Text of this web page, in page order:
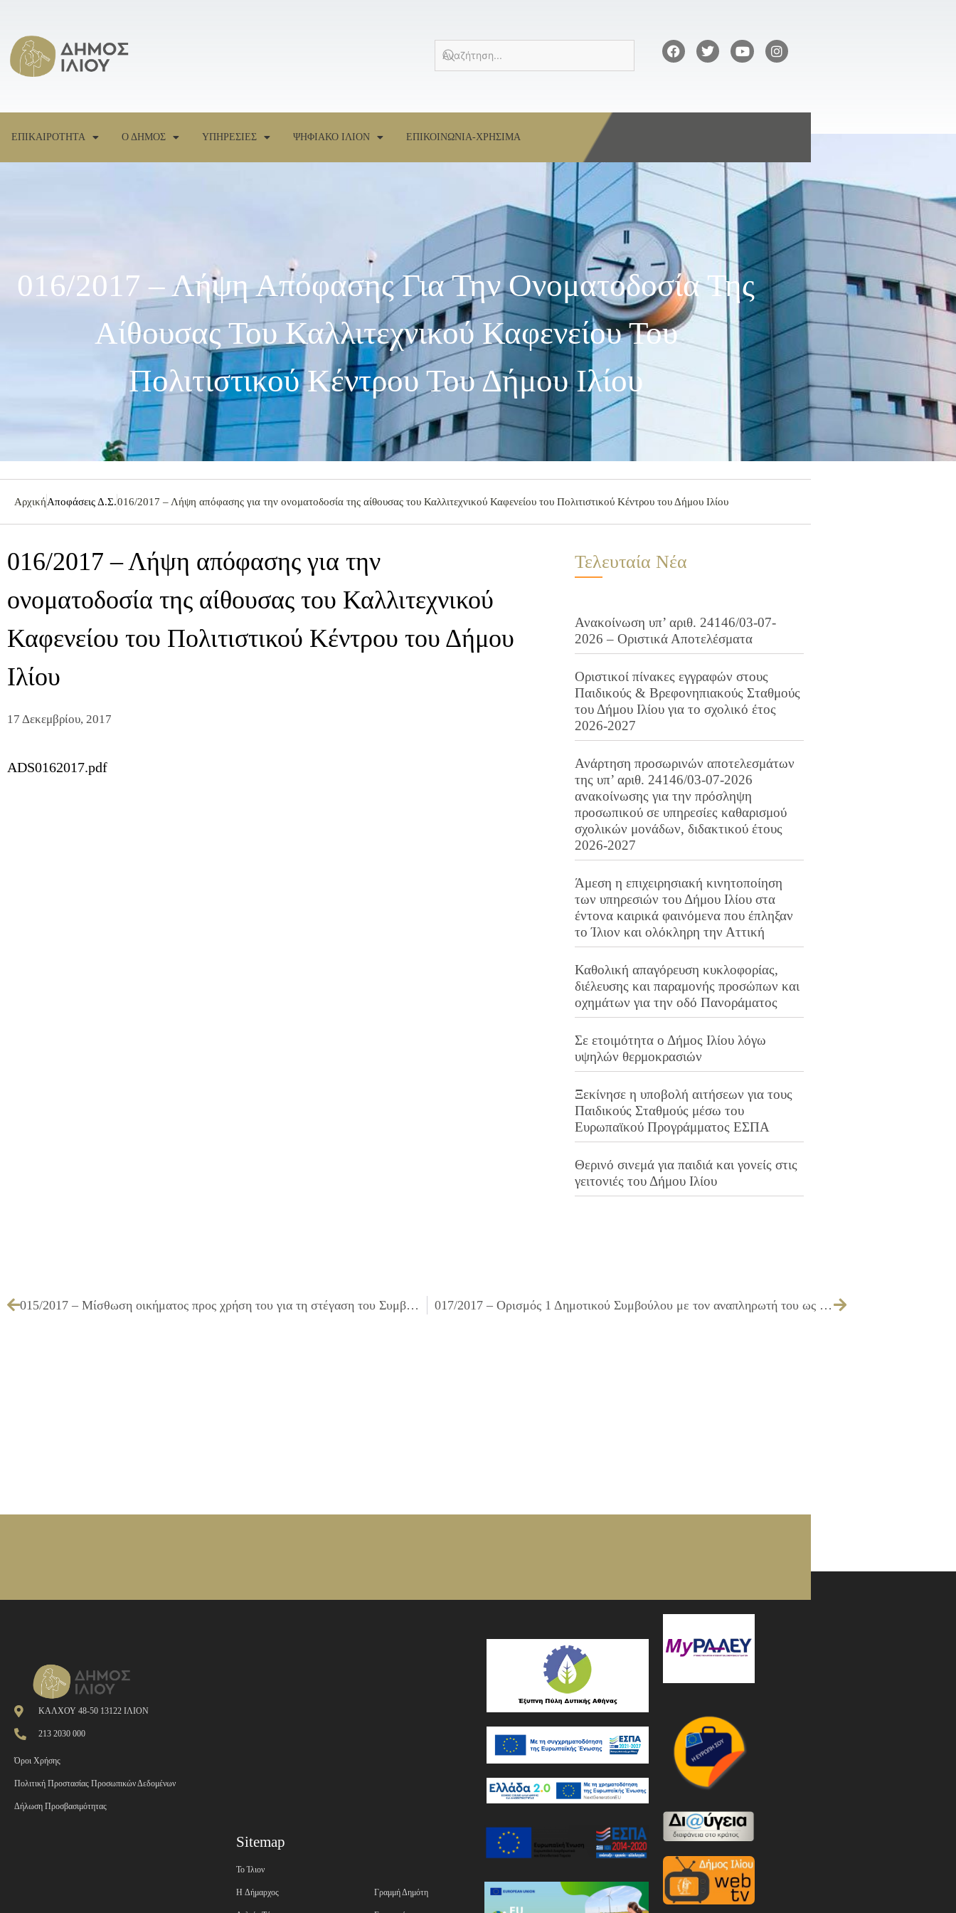
ΕΠΙΚΑΙΡΟΤΗΤΑ Ο ΔΗΜΟΣ ΥΠΗΡΕΣΙΕΣ ΨΗΦΙΑΚΟ ΙΛΙΟΝ ΕΠΙΚΟΙΝΩΝΙΑ-ΧΡΗΣΙΜΑ
016/2017 – Λήψη Απόφασης Για Την Ονοματοδοσία Της
Αίθουσας Του Καλλιτεχνικού Καφενείου Του
Πολιτιστικού Κέντρου Του Δήμου Ιλίου
ΑρχικήΑποφάσεις Δ.Σ.016/2017 – Λήψη απόφασης για την ονοματοδοσία της αίθουσας του Καλλιτεχνικού Καφενείου του Πολιτιστικού Κέντρου του Δήμου Ιλίου
016/2017 – Λήψη απόφασης για την
ονοματοδοσία της αίθουσας του Καλλιτεχνικού
Καφενείου του Πολιτιστικού Κέντρου του Δήμου
Ιλίου
17 Δεκεμβρίου, 2017
ADS0162017.pdf
Τελευταία Νέα
Ανακοίνωση υπ’ αριθ. 24146/03-07-
2026 – Οριστικά Αποτελέσματα
Οριστικοί πίνακες εγγραφών στους
Παιδικούς & Βρεφονηπιακούς Σταθμούς
του Δήμου Ιλίου για το σχολικό έτος
2026-2027
Ανάρτηση προσωρινών αποτελεσμάτων
της υπ’ αριθ. 24146/03-07-2026
ανακοίνωσης για την πρόσληψη
προσωπικού σε υπηρεσίες καθαρισμού
σχολικών μονάδων, διδακτικού έτους
2026-2027
Άμεση η επιχειρησιακή κινητοποίηση
των υπηρεσιών του Δήμου Ιλίου στα
έντονα καιρικά φαινόμενα που έπληξαν
το Ίλιον και ολόκληρη την Αττική
Καθολική απαγόρευση κυκλοφορίας,
διέλευσης και παραμονής προσώπων και
οχημάτων για την οδό Πανοράματος
Σε ετοιμότητα ο Δήμος Ιλίου λόγω
υψηλών θερμοκρασιών
Ξεκίνησε η υποβολή αιτήσεων για τους
Παιδικούς Σταθμούς μέσω του
Ευρωπαϊκού Προγράμματος ΕΣΠΑ
Θερινό σινεμά για παιδιά και γονείς στις
γειτονιές του Δήμου Ιλίου
015/2017 – Μίσθωση οικήματος προς χρήση του για τη στέγαση του Συμβουλευτικού Κέντρου Κ.Ε.Θ.Ε.Α. Δήμου Ιλίου 017/2017 – Ορισμός 1 Δημοτικού Συμβούλου με τον αναπληρωτή του ως Μέλος της Επιτροπής κρίσεως αυθαιρέτων κτισμάτων, σύμφωνα με το Ν. 1337/83, για τα έτη 2017-2018
ΚΑΛΧΟΥ 48-50 13122 ΙΛΙΟΝ
213 2030 000
Όροι Χρήσης
Πολιτική Προστασίας Προσωπικών Δεδομένων
Δήλωση Προσβασιμότητας
Sitemap
Το Ίλιον
H Δήμαρχος Γραμμή Δημότη